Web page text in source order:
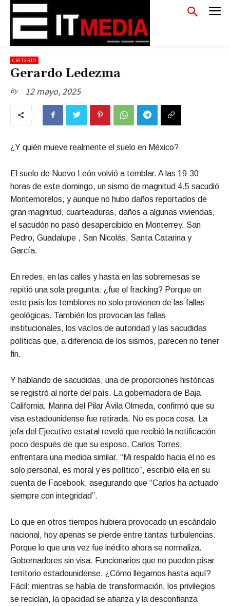
CRITERIO
Gerardo Ledezma
By 12 mayo, 2025
¿Y quién mueve realmente el suelo en México?
El suelo de Nuevo León volvió a temblar. A las 19:30
horas de este domingo, un sismo de magnitud 4.5 sacudió
Montemorelos, y aunque no hubo daños reportados de
gran magnitud, cuarteaduras, daños a algunas viviendas,
el sacudón no pasó desapercibido en Monterrey, San
Pedro, Guadalupe , San Nicolás, Santa Catarina y
García.
En redes, en las calles y hasta en las sobremesas se
repitió una sola pregunta: ¿fue el fracking? Porque en
este país los temblores no solo provienen de las fallas
geológicas. También los provocan las fallas
institucionales, los vacíos de autoridad y las sacudidas
políticas que, a diferencia de los sismos, parecen no tener
fin.
Y hablando de sacudidas, una de proporciones históricas
se registró al norte del país. La gobernadora de Baja
California, Marina del Pilar Ávila Olmeda, confirmó que su
visa estadounidense fue retirada. No es poca cosa. La
jefa del Ejecutivo estatal reveló que recibió la notificación
poco después de que su esposo, Carlos Torres,
enfrentara una medida similar. “Mi respaldo hacia él no es
solo personal, es moral y es político”, escribió ella en su
cuenta de Facebook, asegurando que “Carlos ha actuado
siempre con integridad”.
Lo que en otros tiempos hubiera provocado un escándalo
nacional, hoy apenas se pierde entre tantas turbulencias.
Porque lo que una vez fue inédito ahora se normaliza.
Gobernadores sin visa. Funcionarios que no pueden pisar
territorio estadounidense. ¿Cómo llegamos hasta aquí?
Fácil: mientras se habla de transformación, los privilegios
se reciclan, la opacidad se afianza y la desconfianza